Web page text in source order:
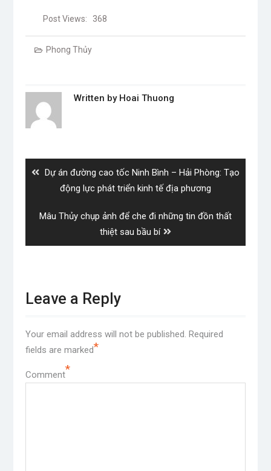
Post Views: 368
Phong Thủy
Written by Hoai Thuong
Previous
post:
Dự án đường cao tốc Ninh Bình – Hải Phòng: Tạo
động lực phát triển kinh tế địa phương
Next
Mâu Thủy chụp ảnh để che đi những tin đồn thất
thiệt sau bầu bí
Leave a Reply
Your email address will not be published. Required
fields are marked*
Comment*